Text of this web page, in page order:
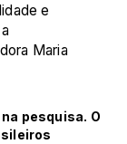
e
Maria
pesquisa. O